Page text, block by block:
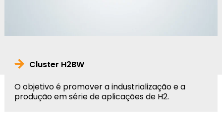
Cluster H2BW
O objetivo é promover a industrialização e a
produção em série de aplicações de H2.